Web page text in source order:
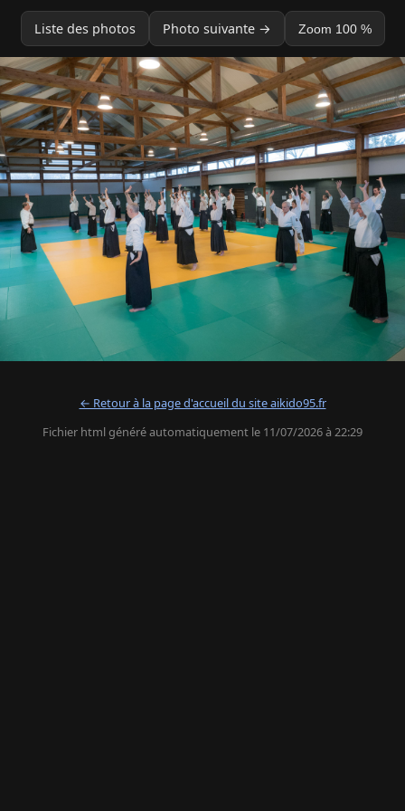
Liste des photos Photo suivante → Zoom 100 %
← Retour à la page d'accueil du site aikido95.fr
Fichier html généré automatiquement le 11/07/2026 à 22:29